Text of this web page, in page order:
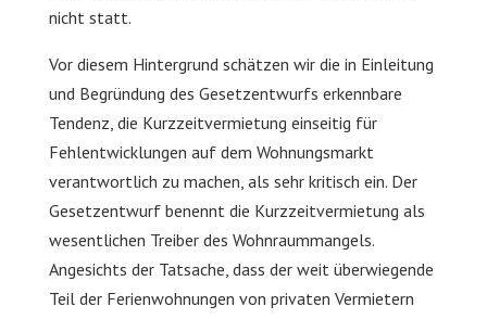
nicht statt.
Vor diesem Hintergrund schätzen wir die in Einleitung
und Begründung des Gesetzentwurfs erkennbare
Tendenz, die Kurzzeitvermietung einseitig für
Fehlentwicklungen auf dem Wohnungsmarkt
verantwortlich zu machen, als sehr kritisch ein. Der
Gesetzentwurf benennt die Kurzzeitvermietung als
wesentlichen Treiber des Wohnraummangels.
Angesichts der Tatsache, dass der weit überwiegende
Teil der Ferienwohnungen von privaten Vermietern